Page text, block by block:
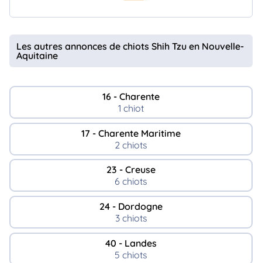
Les autres annonces de chiots Shih Tzu en Nouvelle-
Aquitaine
16 - Charente
1 chiot
17 - Charente Maritime
2 chiots
23 - Creuse
6 chiots
24 - Dordogne
3 chiots
40 - Landes
5 chiots